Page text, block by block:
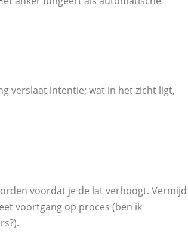
verslaat intentie; wat in het zicht ligt,
voordat je de lat verhoogt. Vermijd
voortgang op proces (ben ik